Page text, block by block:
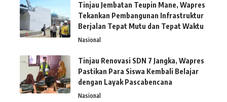
Tinjau Jembatan Teupin Mane, Wapres
Tekankan Pembangunan Infrastruktur
Berjalan Tepat Mutu dan Tepat Waktu
Nasional
Tinjau Renovasi SDN 7 Jangka, Wapres
Pastikan Para Siswa Kembali Belajar
dengan Layak Pascabencana
Nasional